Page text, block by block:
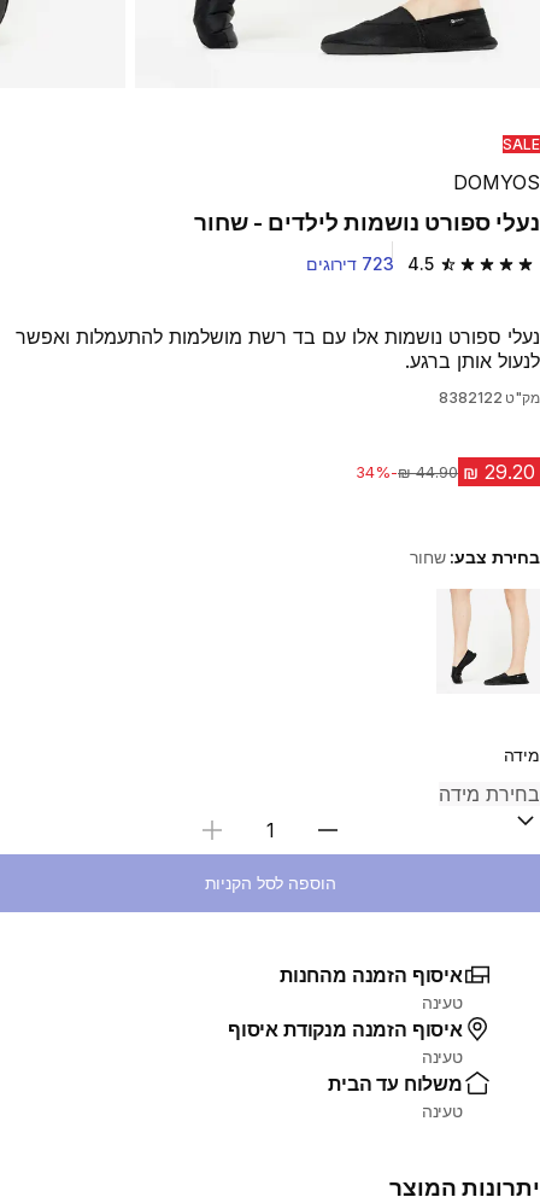
SALE
DOMYOS
נעלי ספורט נושמות לילדים - שחור
4.5 4.5 out of 5 stars from 723 reviews 723 דירוגים
נעלי ספורט נושמות אלו עם בד רשת מושלמות להתעמלות ואפשר
לנעול אותן ברגע.
מק"ט 8382122
מחיר לפני הנחה
-34%
בחירת צבע:שחור
Choose a variant
מידה
בחירת כמות
הוספה לסל הקניות
איסוף הזמנה מהחנות
טעינה
איסוף הזמנה מנקודת איסוף
טעינה
משלוח עד הבית
טעינה
יתרונות המוצר